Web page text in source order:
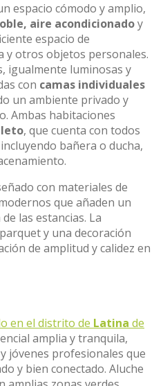
espacio cómodo y amplio,
aire acondicionadoy
espacio de
y otros objetos personales.
igualmente luminosas y
con camas individuales
un ambiente privado y
Ambas habitaciones
, que cuenta con todos
bañera o ducha,
con materiales de
que añaden un
las estancias. La
y una decoración
de amplitud y calidez en
en el distrito de Latina de
amplia y tranquila,
jóvenes profesionales que
y bien conectado. Aluche